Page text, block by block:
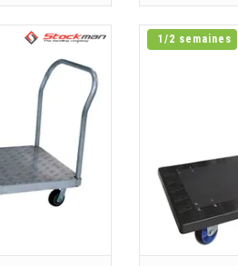
1/2 semaines